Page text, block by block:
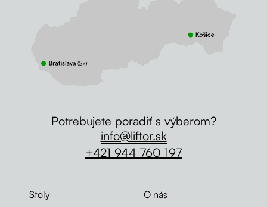
Stoly
O nás
Potrebujete poradiť s výberom?
info@liftor.sk
+421 944 760 197